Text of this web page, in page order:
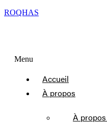
ROQHAS
Menu
Accueil
À propos
À